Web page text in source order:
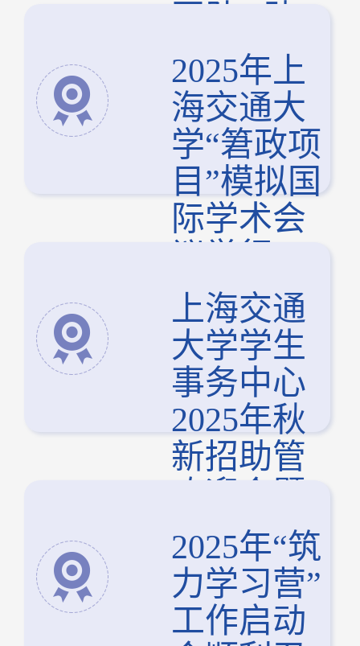
管团建活
动顺利举
行
2025年上
海交通大
学“䇹政项
目”模拟国
际学术会
上海交通
大学学生
事务中心
2025年秋
新招助管
凝心聚力
团建活动
成功举办
2025年“筑
力学习营”
工作启动